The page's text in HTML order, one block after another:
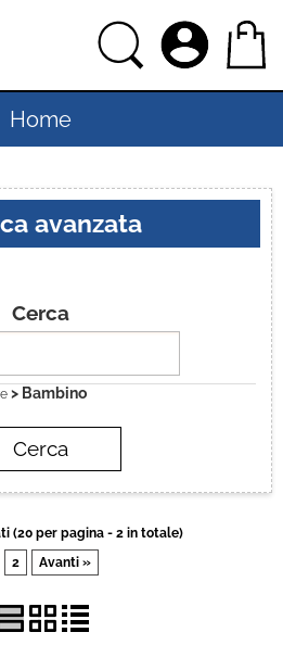
Home
Donna
Brand
Contatti
avanzata
Cerca
> Bambino
(20 per pagina - 2 in totale)
2 Avanti »